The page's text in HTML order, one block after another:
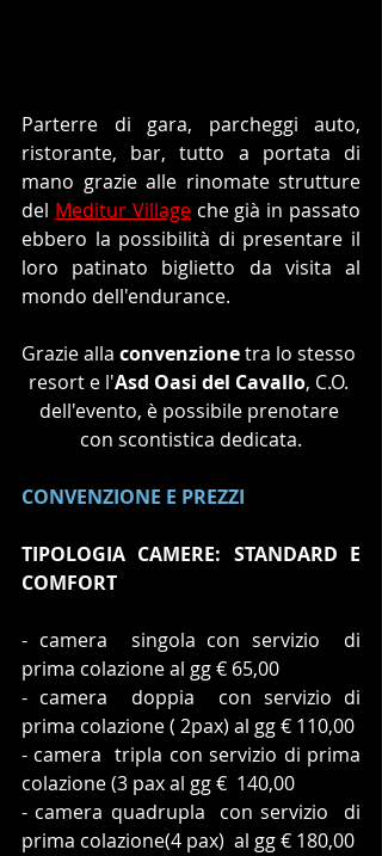
Parterre di gara, parcheggi auto,
ristorante, bar, tutto a portata di
mano grazie alle rinomate strutture
del Meditur Village che già in passato
ebbero la possibilità di presentare il
loro patinato biglietto da visita al
mondo dell'endurance.
Grazie alla convenzione tra lo stesso
resort e l'Asd Oasi del Cavallo, C.O.
dell'evento, è possibile prenotare
con scontistica dedicata.
CONVENZIONE E PREZZI
TIPOLOGIA CAMERE: STANDARD E
COMFORT
- camera  singola con servizio  di
prima colazione al gg € 65,00
- camera  doppia  con servizio di
prima colazione ( 2pax) al gg € 110,00
- camera  tripla con servizio di prima
colazione (3 pax al gg €  140,00
- camera quadrupla  con servizio  di
prima colazione(4 pax)  al gg € 180,00